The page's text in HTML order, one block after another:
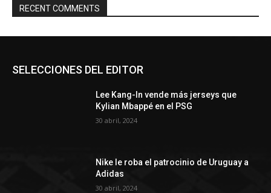
RECENT COMMENTS
SELECCIONES DEL EDITOR
Lee Kang-In vende más jerseys que
Kylian Mbappé en el PSG
30 abril, 2024
Nike le roba el patrocinio de Uruguay a
Adidas
30 abril, 2024